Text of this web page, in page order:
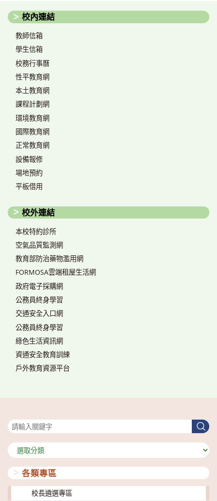
校內連結
教師信箱
學生信箱
校務行事曆
性平教育網
本土教育網
課程計劃網
環境教育網
國際教育網
正常教育網
設備報修
場地預約
平板借用
校外連結
本校特約診所
空氣品質監測網
教育部防治藥物濫用網
FORMOSA雲端租屋生活網
政府電子採購網
公務員終身學習
交通安全入口網
公務員終身學習
綠色生活資訊網
資通安全教育訓練
戶外教育資源平台
搜
尋
分
類
各類專區
校長遴選專區